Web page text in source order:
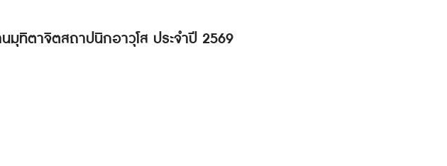
ทิตาจิตสถาปนิกอาวุโส ประจำปี 2569